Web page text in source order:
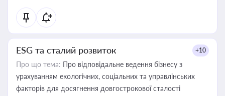
ESG та сталий розвиток +10
Про що тема: Про відповідальне ведення бізнесу з
урахуванням екологічних, соціальних та управлінських
факторів для досягнення довгострокової сталості